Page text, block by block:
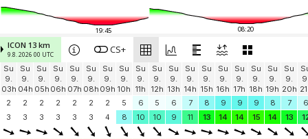
19:45 08:20
ICON 13 km
9.8. 2026 00 UTC CS+
Su
9.
03h
Su
9.
04h
Su
9.
05h
Su
9.
06h
Su
9.
07h
Su
9.
08h
Su
9.
09h
Su
9.
10h
Su
9.
11h
Su
9.
12h
Su
9.
13h
Su
9.
14h
Su
9.
15h
Su
9.
16h
Su
9.
17h
Su
9.
18h
Su
9.
19h
Su
9.
20h
2
2 2 2 2 2 2 5 6 5 6 7 8 9 9 9 8 7
6
3
3 3 3 3 3 4 8 10 10 9 11 13 14 14 15 14 13